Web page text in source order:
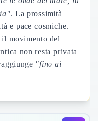
. La prossimità
e pace cosmiche.
movimento del
non resta privata
"fino ai